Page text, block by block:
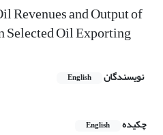
Revenues and Output of
Selected Oil Exporting
نویسندگان English
چکیده English